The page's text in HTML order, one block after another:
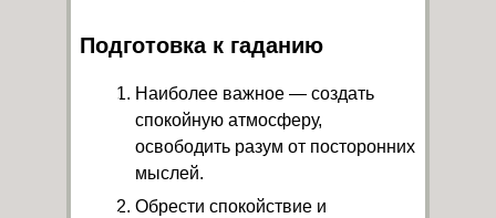
Подготовка к гаданию
Наиболее важное — создать
спокойную атмосферу,
освободить разум от посторонних
мыслей.
Обрести спокойствие и